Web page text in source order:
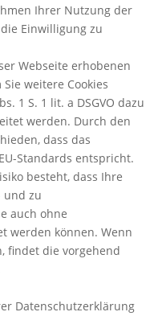
Ihrer Nutzung der
Einwilligung zu
Webseite erhobenen
weitere Cookies
1 S. 1 lit. a DSGVO dazu
werden. Durch den
dass das
Standards entspricht.
besteht, dass Ihre
und zu
auch ohne
werden können. Wenn
findet die vorgehend
Datenschutzerklärung